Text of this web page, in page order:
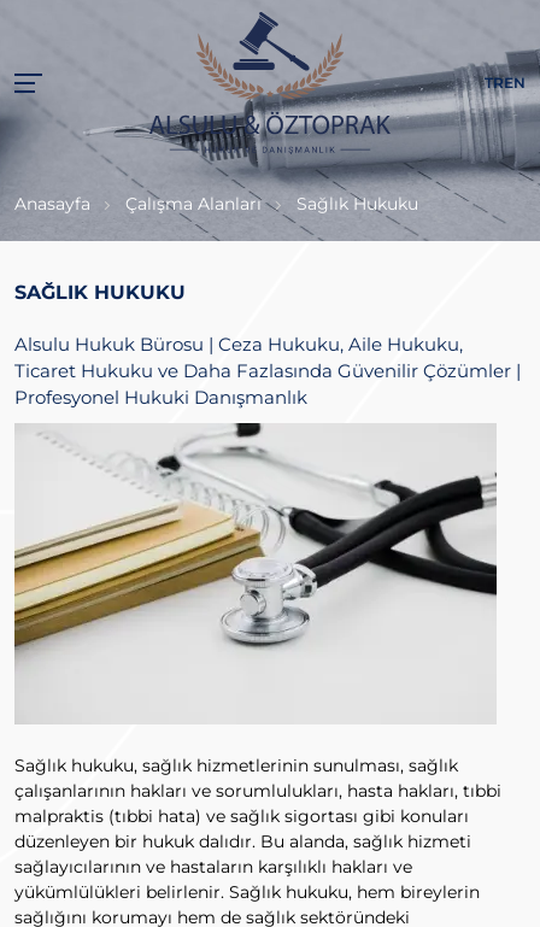
TREN
Anasayfa Çalışma Alanları Sağlık Hukuku
SAĞLIK HUKUKU
Alsulu Hukuk Bürosu | Ceza Hukuku, Aile Hukuku,
Ticaret Hukuku ve Daha Fazlasında Güvenilir Çözümler |
Profesyonel Hukuki Danışmanlık
Sağlık hukuku, sağlık hizmetlerinin sunulması, sağlık
çalışanlarının hakları ve sorumlulukları, hasta hakları, tıbbi
malpraktis (tıbbi hata) ve sağlık sigortası gibi konuları
düzenleyen bir hukuk dalıdır. Bu alanda, sağlık hizmeti
sağlayıcılarının ve hastaların karşılıklı hakları ve
yükümlülükleri belirlenir. Sağlık hukuku, hem bireylerin
sağlığını korumayı hem de sağlık sektöründeki